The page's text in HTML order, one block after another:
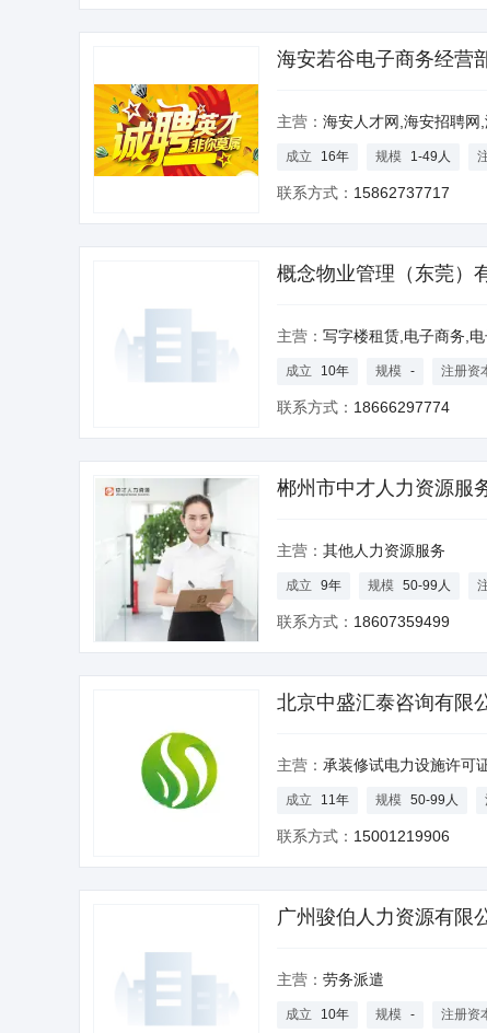
海安若谷电子商务经营
主营： 海安人才网,海安招聘网
成立 16年 规模 1-49人
联系方式： 15862737717
概念物业管理（东莞）
主营： 写字楼租赁,电子商务,
成立 10年 规模 - 注册资
联系方式： 18666297774
郴州市中才人力资源服
主营： 其他人力资源服务
成立 9年 规模 50-99人
联系方式： 18607359499
北京中盛汇泰咨询有限
主营： 承装修试电力设施许可证办理服务,承装类电力
成立 11年 规模 50-99人
联系方式： 15001219906
广州骏伯人力资源有限
主营： 劳务派遣
成立 10年 规模 - 注册资